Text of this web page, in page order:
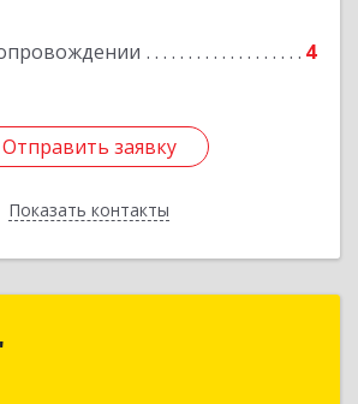
4
Отправить заявку
Показать контакты
Отправить заявку
Назад